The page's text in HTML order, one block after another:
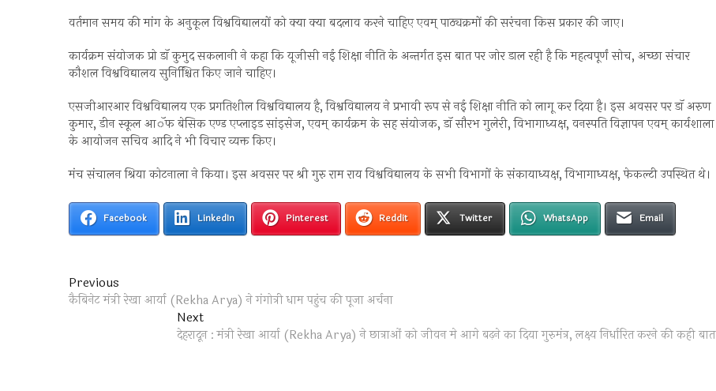
वर्तमान समय की मांग के अनुकूल विश्वविद्यालयों को क्या क्या बदलाव करने चाहिए एवम् पाठ्यक्रमों की सरंचना किस प्रकार की जाए।
कार्यक्रम संयोजक प्रो डाॅ कुमुद सकलानी ने कहा कि यूजीसी नई शिक्षा नीति के अन्तर्गत इस बात पर जोर डाल रही है कि महत्वपूर्णं सोच, अच्छा संचार
कौशल विश्वविद्यालय सुनिश्चिित किए जाने चाहिए।
एसजीआरआर विश्वविद्यालय एक प्रगतिशील विश्वविद्यालय है, विश्वविद्यालय ने प्रभावी रूप से नई शिक्षा नीति को लागू कर दिया है। इस अवसर पर डाॅ अरुण
कुमार, डीन स्कूल आॅफ बेसिक एण्ड एप्लाइड सांइसेज, एवम् कार्यक्रम के सह संयोजक, डाॅ सौरभ गुलेरी, विभागाध्यक्ष, वनस्पति विज्ञापन एवम् कार्यशाला
के आयोजन सचिव आदि ने भी विचार व्यक्त किए।
मंच संचालन श्रिया कोटनाला ने किया। इस अवसर पर श्री गुरु राम राय विश्वविद्यालय के सभी विभागों के संकायाध्यक्ष, विभागाध्यक्ष, फेकल्टी उपस्थित थे।
Facebook LinkedIn Pinterest Reddit Twitter WhatsApp Email
Post
navigation
Previous
post:
कैबिनेट मंत्री रेखा आर्या (Rekha Arya) ने गंगोत्री धाम पहुंच की पूजा अर्चना
NextNext
post:
देहरादून : मंत्री रेखा आर्या (Rekha Arya) ने छात्राओं को जीवन मे आगे बढ़ने का दिया गुरुमंत्र, लक्ष्य निर्धारित करने की कही बात